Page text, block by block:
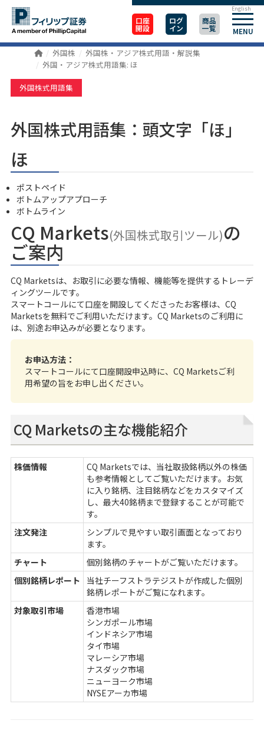
口座
開設
ログ
イン
商品
一覧 MENU
English
外国株
外国株・アジア株式用語・解説集
外国・アジア株式用語集: ほ
外国株式用語集
外国株式用語集：頭文字「ほ」
ほ
ポストペイド
ボトムアップアプローチ
ボトムライン
CQ Markets(外国株式取引ツール)の
ご案内
CQ Marketsは、お取引に必要な情報、機能等を提供するトレーデ
ィングツールです。
スマートコールにて口座を開設してくださったお客様は、CQ
Marketsを無料でご利用いただけます。CQ Marketsのご利用に
は、別途お申込みが必要となります。
お申込方法：
スマートコールにて口座開設申込時に、CQ Marketsご利
用希望の旨をお申し出ください。
CQ Marketsの主な機能紹介
株価情報
CQ Marketsでは、当社取扱銘柄以外の株価
も参考情報としてご覧いただけます。お気
に入り銘柄、注目銘柄などをカスタマイズ
し、最大40銘柄まで登録することが可能で
す。
注文発注
シンプルで見やすい取引画面となっており
ます。
チャート
個別銘柄のチャートがご覧いただけます。
個別銘柄レポート
当社チーフストラテジストが作成した個別
銘柄レポートがご覧になれます。
対象取引市場
香港市場
シンガポール市場
インドネシア市場
タイ市場
マレーシア市場
ナスダック市場
ニューヨーク市場
NYSEアーカ市場